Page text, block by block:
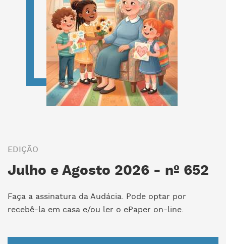
EDIÇÃO
Julho e Agosto 2026 - nº 652
Faça a assinatura da Audácia. Pode optar por
recebê-la em casa e/ou ler o ePaper on-line.